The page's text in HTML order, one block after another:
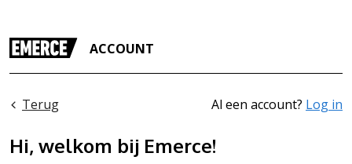
ACCOUNT
Terug Al een account? Log in
Hi, welkom bij Emerce!